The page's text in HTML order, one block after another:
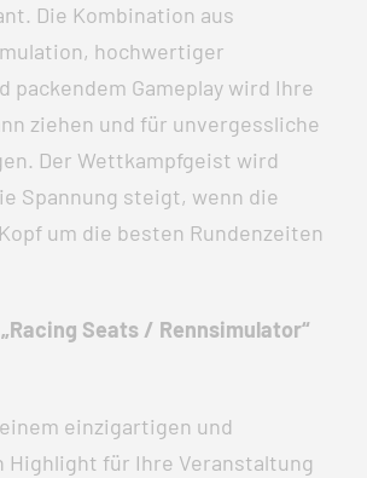
Die Kombination aus
hochwertiger
packendem Gameplay wird Ihre
ziehen und für unvergessliche
Der Wettkampfgeist wird
Spannung steigt, wenn die
um die besten Rundenzeiten
Seats / Rennsimulator“
einzigartigen und
Highlight für Ihre Veranstaltung